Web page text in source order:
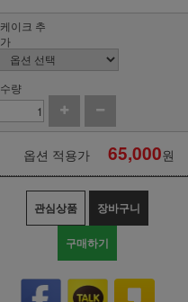
케이크 추
가
수량
옵션 적용가 65,000원
관심상품 장바구니
구매하기